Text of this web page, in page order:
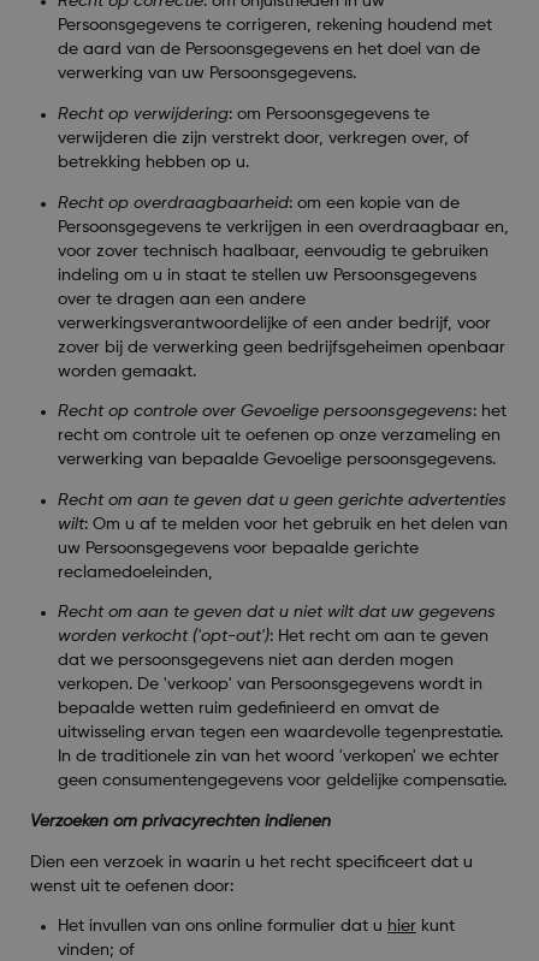
Persoonsgegevens te corrigeren, rekening houdend met
de aard van de Persoonsgegevens en het doel van de
verwerking van uw Persoonsgegevens.
Recht op verwijdering: om Persoonsgegevens te
verwijderen die zijn verstrekt door, verkregen over, of
betrekking hebben op u.
Recht op overdraagbaarheid: om een kopie van de
Persoonsgegevens te verkrijgen in een overdraagbaar en,
voor zover technisch haalbaar, eenvoudig te gebruiken
indeling om u in staat te stellen uw Persoonsgegevens
over te dragen aan een andere
verwerkingsverantwoordelijke of een ander bedrijf, voor
zover bij de verwerking geen bedrijfsgeheimen openbaar
worden gemaakt.
Recht op controle over Gevoelige persoonsgegevens: het
recht om controle uit te oefenen op onze verzameling en
verwerking van bepaalde Gevoelige persoonsgegevens.
Recht om aan te geven dat u geen gerichte advertenties
wilt: Om u af te melden voor het gebruik en het delen van
uw Persoonsgegevens voor bepaalde gerichte
reclamedoeleinden,
Recht om aan te geven dat u niet wilt dat uw gegevens
worden verkocht ('opt-out'): Het recht om aan te geven
dat we persoonsgegevens niet aan derden mogen
verkopen. De 'verkoop' van Persoonsgegevens wordt in
bepaalde wetten ruim gedefinieerd en omvat de
uitwisseling ervan tegen een waardevolle tegenprestatie.
In de traditionele zin van het woord 'verkopen' we echter
geen consumentengegevens voor geldelijke compensatie.
Verzoeken om privacyrechten indienen
Dien een verzoek in waarin u het recht specificeert dat u
wenst uit te oefenen door:
Het invullen van ons online formulier dat u hierkunt
vinden; of